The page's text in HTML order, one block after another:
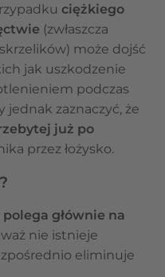
ciężkiego
(zwłaszcza
może dojść
jak uszkodzenie
podczas
jednak zaznaczyć, że
już po
przez łożysko.
polega głównie na
nie istnieje
eliminuje